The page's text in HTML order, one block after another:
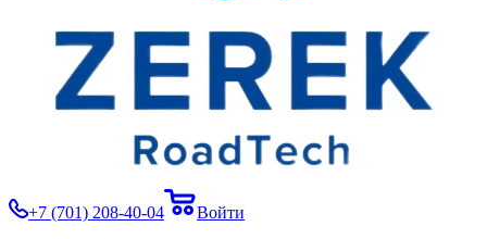
+7 (701) 208-40-04
Войти